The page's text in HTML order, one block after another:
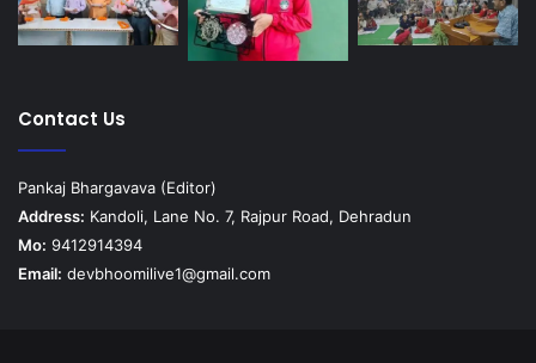
Contact Us
Pankaj Bhargavava (Editor)
Address: Kandoli, Lane No. 7, Rajpur Road, Dehradun
Mo: 9412914394
Email: devbhoomilive1@gmail.com